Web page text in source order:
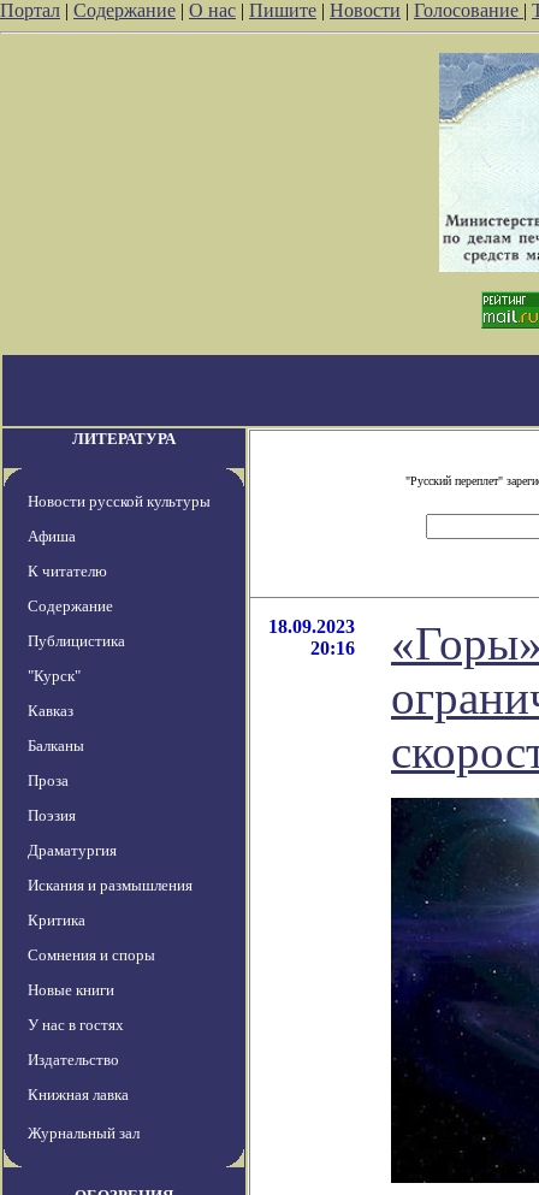
Портал | Содержание | О нас | Пишите | Новости | Голосование |
ЛИТЕРАТУРА
Новости русской культуры
Афиша
К читателю
Содержание
Публицистика
"Курск"
Кавказ
Балканы
Проза
Поэзия
Драматургия
Искания и размышления
Критика
Сомнения и споры
Новые книги
У нас в гостях
Издательство
Книжная лавка
Журнальный зал
"Русский переплет"
18.09.2023
20:16